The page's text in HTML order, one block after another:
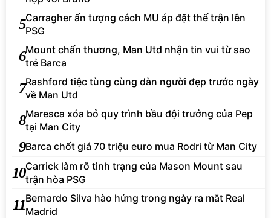
5Carragher ấn tượng cách MU áp đặt thế trận lên
PSG
6Mount chấn thương, Man Utd nhận tin vui từ sao
trẻ Barca
7Rashford tiệc tùng cùng dàn người đẹp trước ngày
về Man Utd
8Maresca xóa bỏ quy trình bầu đội trưởng của Pep
tại Man City
9Barca chốt giá 70 triệu euro mua Rodri từ Man City
10Carrick làm rõ tình trạng của Mason Mount sau
trận hòa PSG
11Bernardo Silva hào hứng trong ngày ra mắt Real
Madrid